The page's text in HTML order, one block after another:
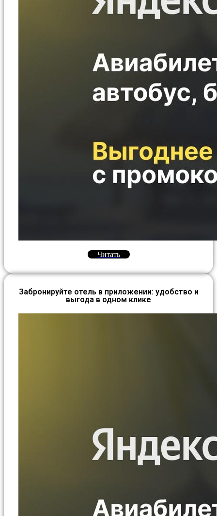
Читать
Забронируйте отель в приложении: удобство и
выгода в одном клике